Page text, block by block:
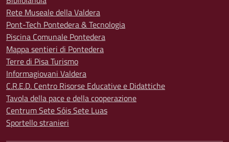
Rete Museale della Valdera
Pont-Tech Pontedera & Tecnologia
Piscina Comunale Pontedera
Mappa sentieri di Pontedera
Terre di Pisa Turismo
Informagiovani Valdera
C.R.E.D. Centro Risorse Educative e Didattiche
Tavola della pace e della cooperazione
Centrum Sete Sóis Sete Luas
Sportello stranieri